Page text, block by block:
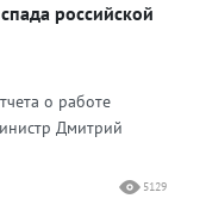
российской
о работе
Дмитрий
5129